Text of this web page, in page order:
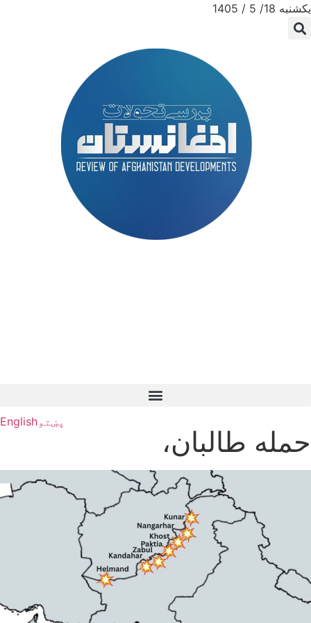
یکشنبه 18/ 5 / 1405
پښتوEnglish
حمله طالبان،